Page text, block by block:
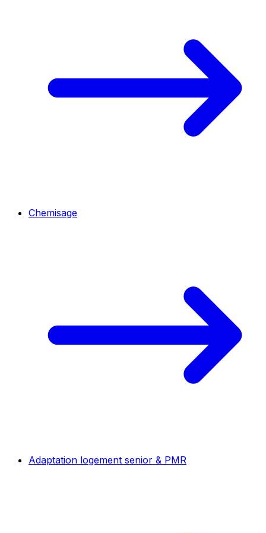
Chemisage
Adaptation logement senior & PMR